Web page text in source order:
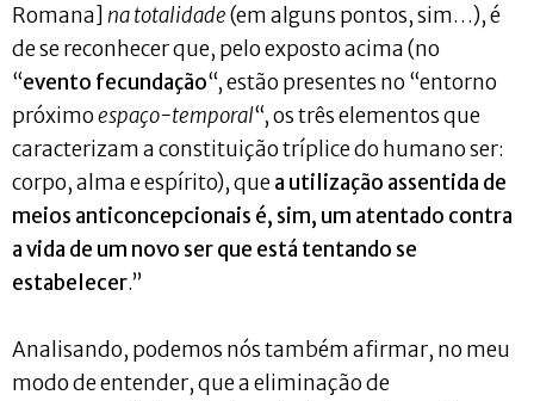
Romana]na totalidade(em alguns pontos, sim…), é
de se reconhecer que, pelo exposto acima (no
“evento fecundação“, estão presentes no “entorno
próximoespaço-temporal“, os três elementos que
caracterizam a constituição tríplice do humano ser:
corpo, alma e espírito), quea utilização assentida de
meios anticoncepcionais é, sim, um atentado contra
a vida de um novo ser que está tentando se
estabelecer.”
Analisando, podemos nós também afirmar, no meu
modo de entender, que a eliminação de